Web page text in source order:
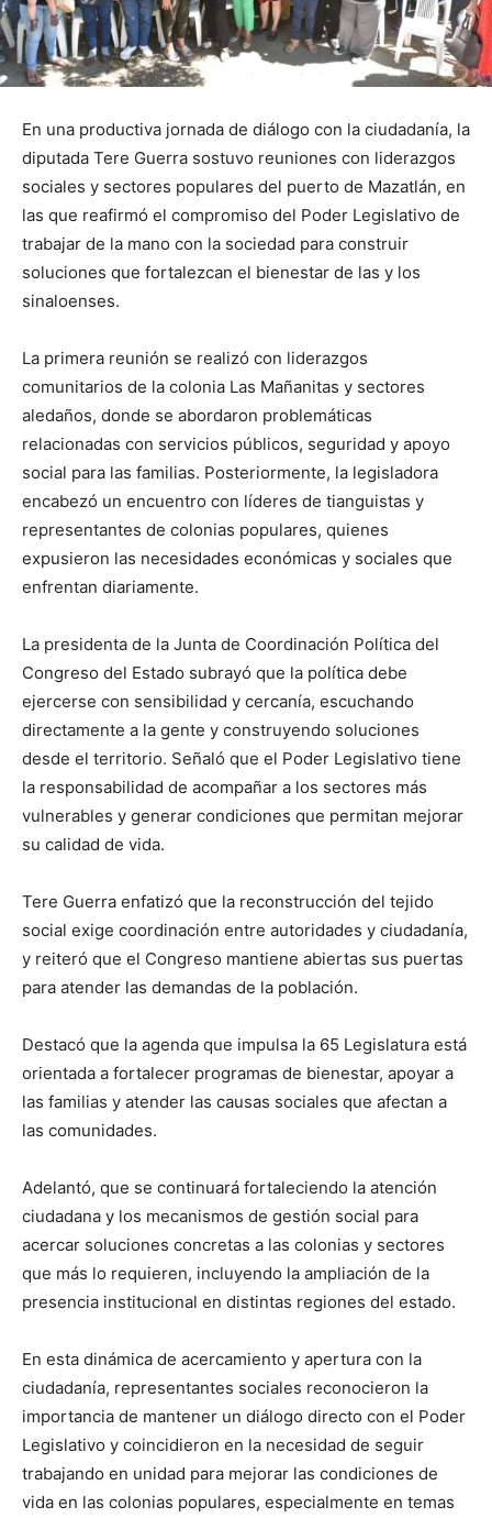
En una productiva jornada de diálogo con la ciudadanía, la
diputada Tere Guerra sostuvo reuniones con liderazgos
sociales y sectores populares del puerto de Mazatlán, en
las que reafirmó el compromiso del Poder Legislativo de
trabajar de la mano con la sociedad para construir
soluciones que fortalezcan el bienestar de las y los
sinaloenses.
La primera reunión se realizó con liderazgos
comunitarios de la colonia Las Mañanitas y sectores
aledaños, donde se abordaron problemáticas
relacionadas con servicios públicos, seguridad y apoyo
social para las familias. Posteriormente, la legisladora
encabezó un encuentro con líderes de tianguistas y
representantes de colonias populares, quienes
expusieron las necesidades económicas y sociales que
enfrentan diariamente.
La presidenta de la Junta de Coordinación Política del
Congreso del Estado subrayó que la política debe
ejercerse con sensibilidad y cercanía, escuchando
directamente a la gente y construyendo soluciones
desde el territorio. Señaló que el Poder Legislativo tiene
la responsabilidad de acompañar a los sectores más
vulnerables y generar condiciones que permitan mejorar
su calidad de vida.
Tere Guerra enfatizó que la reconstrucción del tejido
social exige coordinación entre autoridades y ciudadanía,
y reiteró que el Congreso mantiene abiertas sus puertas
para atender las demandas de la población.
Destacó que la agenda que impulsa la 65 Legislatura está
orientada a fortalecer programas de bienestar, apoyar a
las familias y atender las causas sociales que afectan a
las comunidades.
Adelantó, que se continuará fortaleciendo la atención
ciudadana y los mecanismos de gestión social para
acercar soluciones concretas a las colonias y sectores
que más lo requieren, incluyendo la ampliación de la
presencia institucional en distintas regiones del estado.
En esta dinámica de acercamiento y apertura con la
ciudadanía, representantes sociales reconocieron la
importancia de mantener un diálogo directo con el Poder
Legislativo y coincidieron en la necesidad de seguir
trabajando en unidad para mejorar las condiciones de
vida en las colonias populares, especialmente en temas